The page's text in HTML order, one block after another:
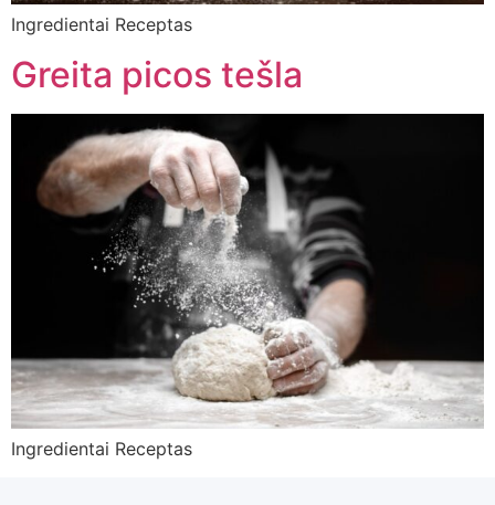
Ingredientai Receptas
Greita picos tešla
Ingredientai Receptas